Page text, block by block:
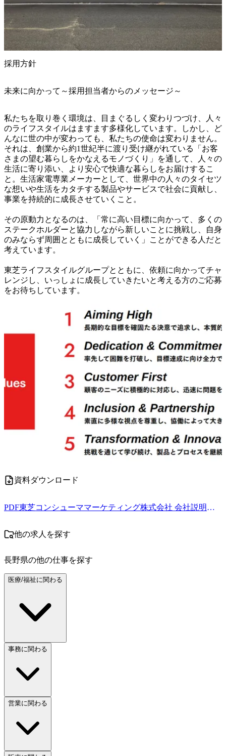
採用方針
未来に向かって～採用担当者からのメッセージ～
私たちを取り巻く環境は、目まぐるしく変わりつづけ、人々
のライフスタイルはますます多様化しています。しかし、ど
んなに世の中が変わっても、私たちの使命は変わりません。
それは、創業から約1世紀半に渡り受け継がれている「お客
さまの望む暮らしをかなえるモノづくり」を通して、人々の
生活に寄り添い、より安心で快適な暮らしをお届けするこ
と。生活家電専業メーカーとして、世界中の人々のタイセツ
な想いや生活をカタチする製品やサービスで社会に貢献し、
事業を持続的に成長させていくこと。
その原動力となるのは、「常に高い目標に向かって、多くの
ステークホルダーと協力しながら新しいことに挑戦し、自身
のみならず周囲とともに成長していく」ことができる人だと
考えています。
東芝ライフスタイルグループとともに、依頼に向かってチャ
レンジし、いっしょに成長していきたいと考える方のご応募
をお待ちしています。
資料ダウンロード
PDF 東芝コンシューママーケティング株式会社 会社説明資料.pdf
他の求人を探す
長野県の他の仕事を探す
医療/福祉に関わる
事務に関わる
営業に関わる